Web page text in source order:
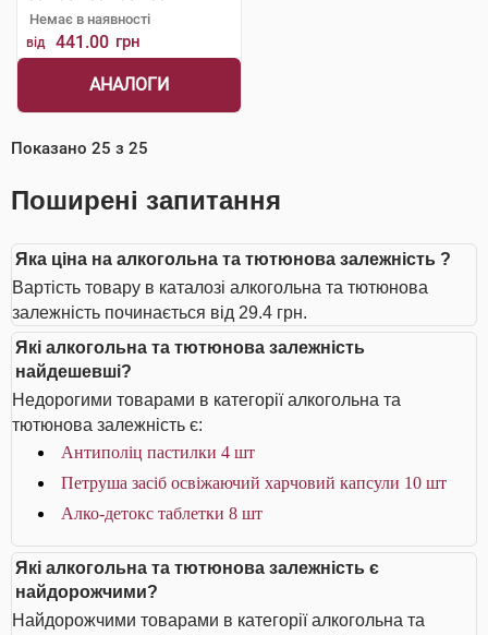
Немає в наявності
від 441.00 грн
АНАЛОГИ
Показано 25 з 25
Поширені запитання
Яка ціна на алкогольна та тютюнова залежність ?
Вартість товару в каталозі алкогольна та тютюнова
залежність починається від 29.4 грн.
Які алкогольна та тютюнова залежність
найдешевші?
Недорогими товарами в категорії алкогольна та
тютюнова залежність є:
Антиполіц пастилки 4 шт
Петруша засіб освіжаючий харчовий капсули 10 шт
Алко-детокс таблетки 8 шт
Які алкогольна та тютюнова залежність є
найдорожчими?
Найдорожчими товарами в категорії алкогольна та